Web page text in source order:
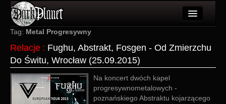
Artykuły
Użytkownicy
Wydarzenia
Galeria
Tag: Metal Progresywny
Relacje : Fughu, Abstrakt, Fosgen - Od Zmierzchu
Do Świtu, Wrocław (25.09.2015)
Na koncert dwóch kapel
progresywnometalowych -
poznańskiego Abstraktu kojarzącego